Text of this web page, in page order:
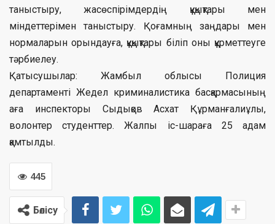
таныстыру, жасөспірімдердің құқықтары мен
міндеттерімен таныстыру. Қоғамның заңдары мен
нормаларын орындауға, құқықтары біліп оны құрметтеуге
тәрбиелеу.
Қатысушылар: Жамбыл облысы Полиция
департаменті Жедел криминалистика басқармасының
аға инспекторы Сыдықов Асхат Құрманғалиұлы,
волонтер студенттер. Жалпы іс-шараға 25 адам
қамтылды.
445
Бөлісу